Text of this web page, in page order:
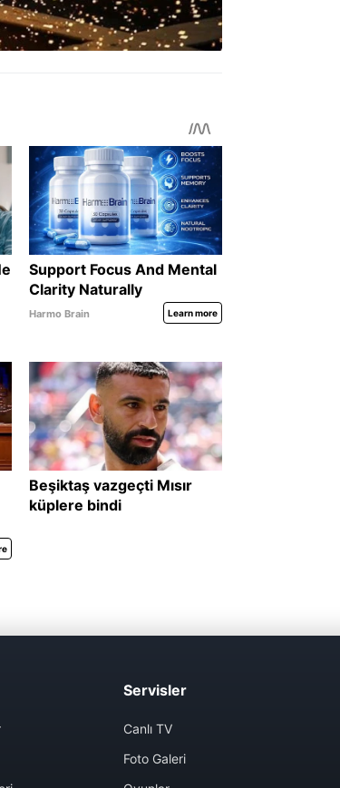
Servisler
Canlı TV
Foto Galeri